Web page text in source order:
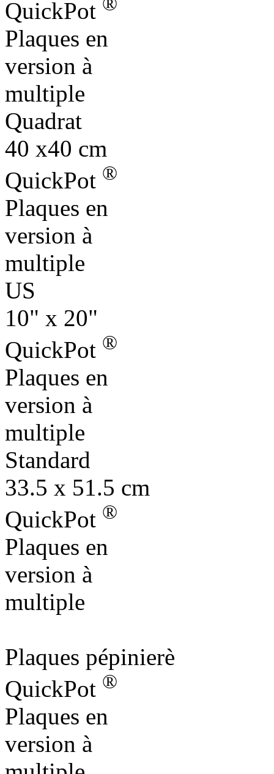
QuickPot
Plaques en
version à
multiple
Quadrat
40 x40 cm
QuickPot ®
Plaques en
version à
multiple
US
10" x 20"
QuickPot ®
Plaques en
version à
multiple
Standard
33.5 x 51.5 cm
QuickPot ®
Plaques en
version à
multiple
Plaques pépinierè
QuickPot ®
Plaques en
version à